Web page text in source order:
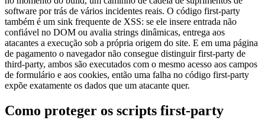
software por trás de vários incidentes reais. O código first-party
também é um sink frequente de XSS: se ele insere entrada não
confiável no DOM ou avalia strings dinâmicas, entrega aos
atacantes a execução sob a própria origem do site. E em uma página
de pagamento o navegador não consegue distinguir first-party de
third-party, ambos são executados com o mesmo acesso aos campos
de formulário e aos cookies, então uma falha no código first-party
expõe exatamente os dados que um atacante quer.
Como proteger os scripts first-party